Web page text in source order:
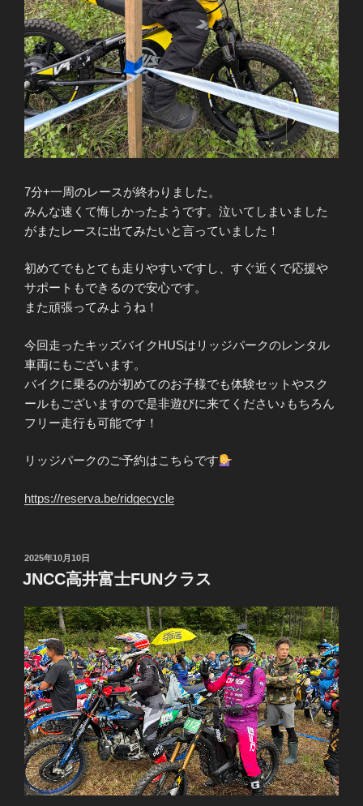
7分+一周のレースが終わりました。
みんな速くて悔しかったようです。泣いてしまいました
がまたレースに出てみたいと言っていました！
初めてでもとても走りやすいですし、すぐ近くで応援や
サポートもできるので安心です。
また頑張ってみようね！
今回走ったキッズバイクHUSはリッジパークのレンタル
車両にもございます。
バイクに乗るのが初めてのお子様でも体験セットやスク
ールもございますので是非遊びに来てください♪もちろん
フリー走行も可能です！
リッジパークのご予約はこちらです
https://reserva.be/ridgecycle
投
稿
日:
2025年10月10日
JNCC高井富士FUNクラス